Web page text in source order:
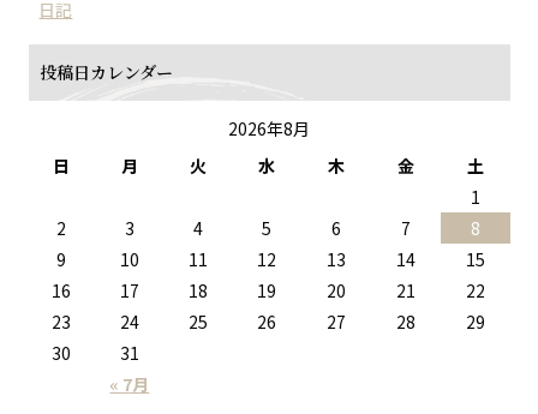
日記
投稿日カレンダー
2026年8月
日
月 火 水 木 金 土
« 7月
1
2
3 4 5 6 7
8
9
10 11 12 13 14
15
16
17 18 19 20 21
22
23
24 25 26 27 28
29
30
31